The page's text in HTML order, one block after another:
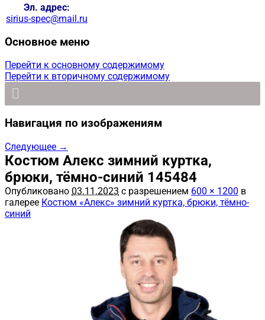
Эл. адрес:
sirius-spec@mail.ru
Основное меню
Перейти к основному содержимому
Перейти к вторичному содержимому
Навигация по изображениям
Следующее →
Костюм Алекс зимний куртка,
брюки, тёмно-синий 145484
Опубликовано 03.11.2023 с разрешением 600 × 1200 в
галерее Костюм «Алекс» зимний куртка, брюки, тёмно-
синий